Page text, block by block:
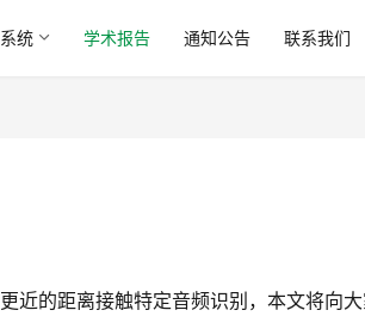
统 学术报告 通知公告 联系我们
近的距离接触特定音频识别，本文将向